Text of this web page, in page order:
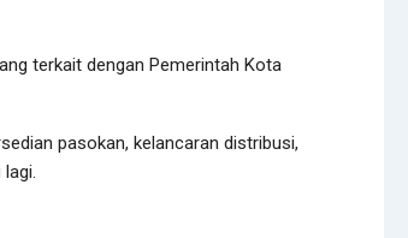
terkait dengan Pemerintah Kota
pasokan, kelancaran distribusi,